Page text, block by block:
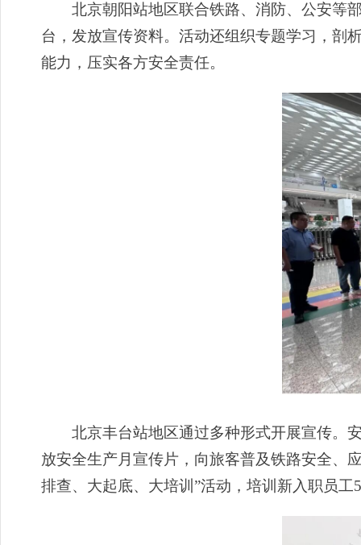
北京朝阳站地区联合铁路、消防、公安等部
台，发放宣传资料。活动还组织专题学习，剖
能力，压实各方安全责任。
北京丰台站地区通过多种形式开展宣传。安
放安全生产月宣传片，向旅客普及铁路安全、
排查、大起底、大培训”活动，培训新入职员